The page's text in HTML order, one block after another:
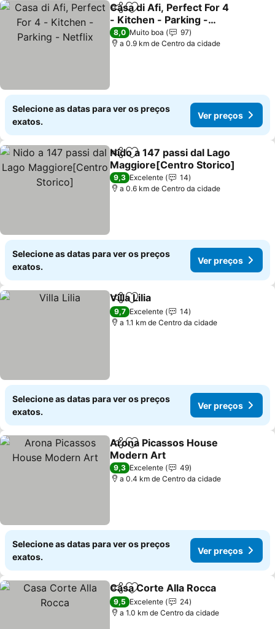
PartilharAdicionar aos favoritos
Casa di Afi, Perfect For 4
- Kitchen - Parking -
Netflix
8,0 Muito boa
97
a 0.9 km de Centro da cidade
Selecione as datas para ver os preços
exatos.
Ver preços
PartilharAdicionar aos favoritos
Nido a 147 passi dal Lago
Maggiore[Centro Storico]
9,3 Excelente
14
a 0.6 km de Centro da cidade
Selecione as datas para ver os preços
exatos.
Ver preços
PartilharAdicionar aos favoritos
Villa Lilia
9,7 Excelente
14
a 1.1 km de Centro da cidade
Selecione as datas para ver os preços
exatos.
Ver preços
PartilharAdicionar aos favoritos
Arona Picassos House
Modern Art
9,3 Excelente
49
a 0.4 km de Centro da cidade
Selecione as datas para ver os preços
exatos.
Ver preços
PartilharAdicionar aos favoritos
Casa Corte Alla Rocca
9,5 Excelente
24
a 1.0 km de Centro da cidade